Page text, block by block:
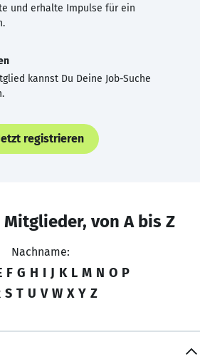
und erhalte Impulse für ein
kannst Du Deine Job-Suche
registrieren
Mitglieder, von A bis Z
Nachname:
F G H I J K L M N O P
S T U V W X Y Z